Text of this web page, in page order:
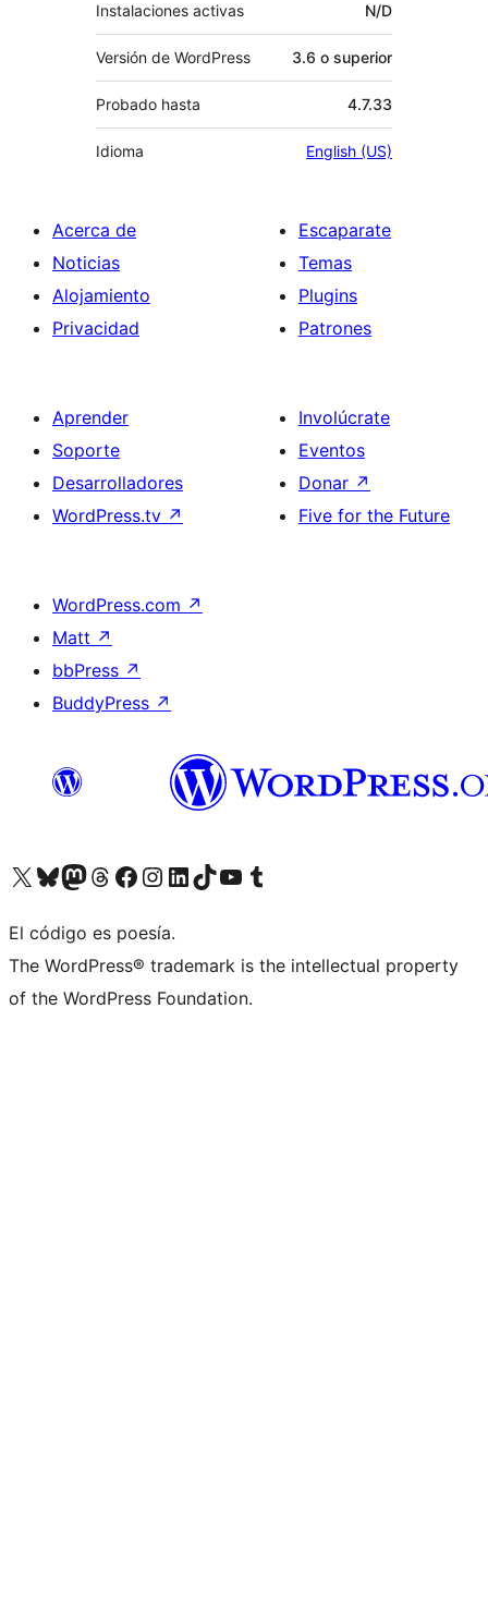
Instalaciones activas N/D
Versión de WordPress 3.6 o superior
Probado hasta 4.7.33
Idioma English (US)
Acerca de
Noticias
Alojamiento
Privacidad
Escaparate
Temas
Plugins
Patrones
Aprender
Soporte
Desarrolladores
WordPress.tv ↗
Involúcrate
Eventos
Donar ↗
Five for the Future
WordPress.com ↗
Matt ↗
bbPress ↗
BuddyPress ↗
Visita nuestra cuenta de X (anteriormente Twitter)
Visita nuestra cuenta de Bluesky
Visita nuestra cuenta de Mastodon
Visita nuestra cuenta de Threads
Visita nuestra página de Facebook
Visita nuestra cuenta de Instagram
Visita nuestra cuenta de LinkedIn
Visita nuestra cuenta de TikTok
Visita nuestro canal de YouTube
Visita nuestra cuenta de Tumblr
El código es poesía.
The WordPress® trademark is the intellectual property
of the WordPress Foundation.